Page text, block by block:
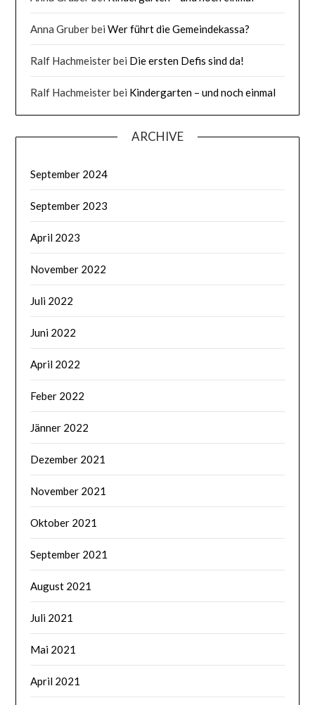
Anna GruberbeiWer führt die Gemeindekassa?
Ralf Hachmeisterbei Die ersten Defis sind da!
Ralf Hachmeisterbei Kindergarten – und noch einmal
ARCHIVE
September 2024
September 2023
April 2023
November 2022
Juli 2022
Juni 2022
April 2022
Feber 2022
Jänner 2022
Dezember 2021
November 2021
Oktober 2021
September 2021
August 2021
Juli 2021
Mai 2021
April 2021